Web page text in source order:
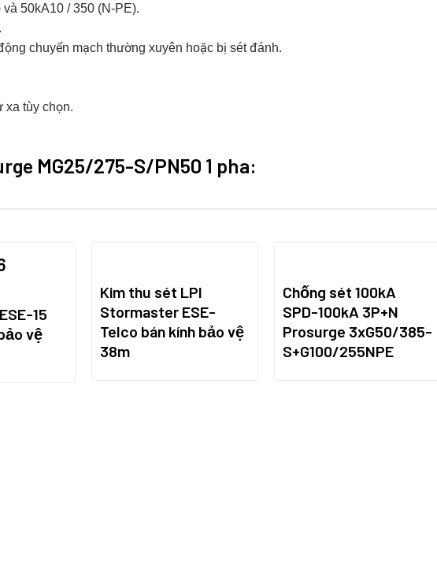
50kA10 / 350 (N-PE).
chuyển mạch thường xuyên hoặc bị sét đánh.
xa tùy chọn.
MG25/275-S/PN50 1 pha:
15
vệ
Kim thu sét LPI
Stormaster ESE-
Telco bán kính bảo vệ
38m
Chống sét 100kA
SPD-100kA 3P+N
Prosurge 3xG50/385-
S+G100/255NPE